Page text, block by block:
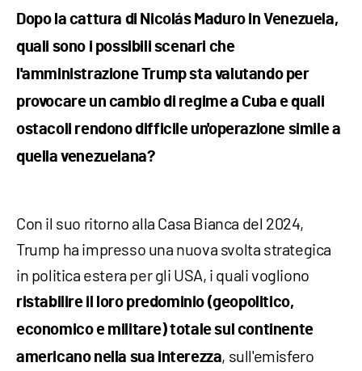
Dopo la cattura di Nicolás Maduro in Venezuela,
quali sono i possibili scenari che
l'amministrazione Trump sta valutando per
provocare un cambio di regime a Cuba e quali
ostacoli rendono difficile un'operazione simile a
quella venezuelana?
Con il suo ritorno alla Casa Bianca del 2024,
Trump ha impresso una nuova svolta strategica
in politica estera per gli USA, i quali vogliono
ristabilire il loro predominio (geopolitico,
economico e militare) totale sul continente
americano nella sua interezza, sull'emisfero